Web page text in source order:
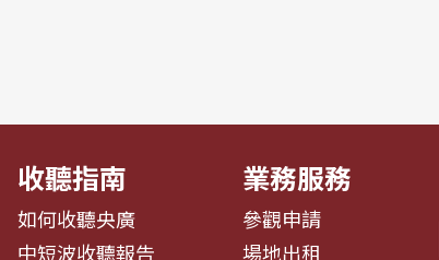
收聽指南
如何收聽央廣
中短波收聽報告
業務服務
參觀申請
場地出租